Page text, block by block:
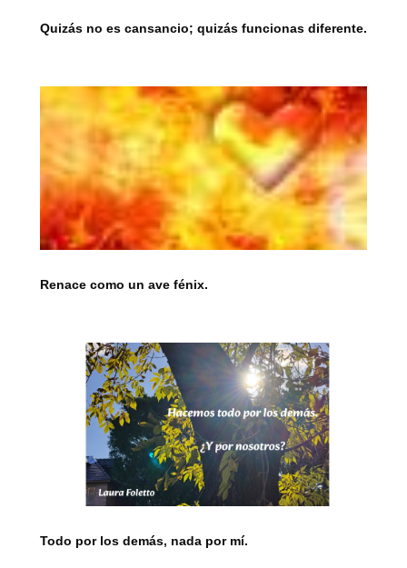
Quizás no es cansancio; quizás funcionas diferente.
Renace como un ave fénix.
Todo por los demás, nada por mí.